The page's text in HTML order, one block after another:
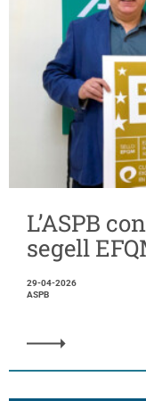
L’ASPB
segell
29-04-2026
ASPB